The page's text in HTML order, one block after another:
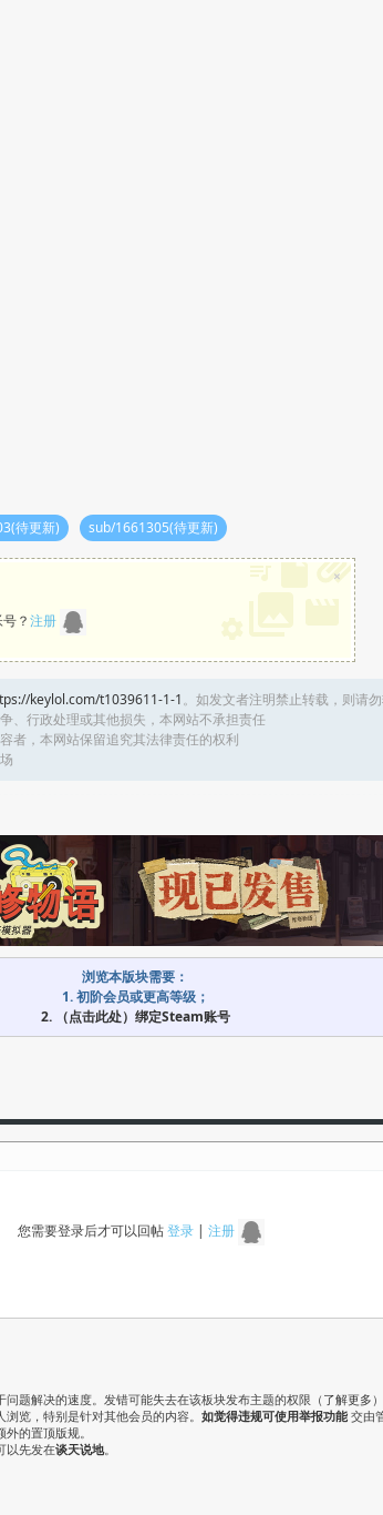
待更新) sub/1661305(待更新)
？注册
×
keylol.com/t1039611-1-1。如发文者注明禁止转载，则请
、行政处理或其他损失，本网站不承担责任
者，本网站保留追究其法律责任的权利
浏览本版块需要：
1. 初阶会员或更高等级；
2. （点击此处）绑定Steam账号
您需要登录后才可以回帖登录| 注册
问题解决的速度。发错可能失去在该板块发布主题的权限（ 了解更多 ）
览，特别是针对其他会员的内容。 如觉得违规可使用举报功能 交由
的置顶版规。
以先发在谈天说地。